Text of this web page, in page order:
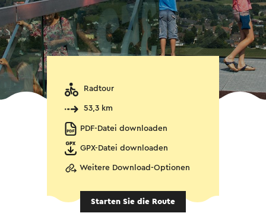
Radtour
53,3 km
PDF-Datei downloaden
GPX-Datei downloaden
Weitere Download-Optionen
Starten Sie die Route